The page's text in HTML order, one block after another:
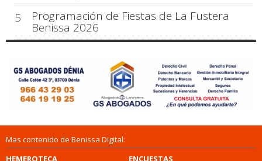
5
Programación de Fiestas de La Fustera
Benissa 2026
Mas contenido de Benissa Digital:
HEMEROTECA
ENCUESTAS